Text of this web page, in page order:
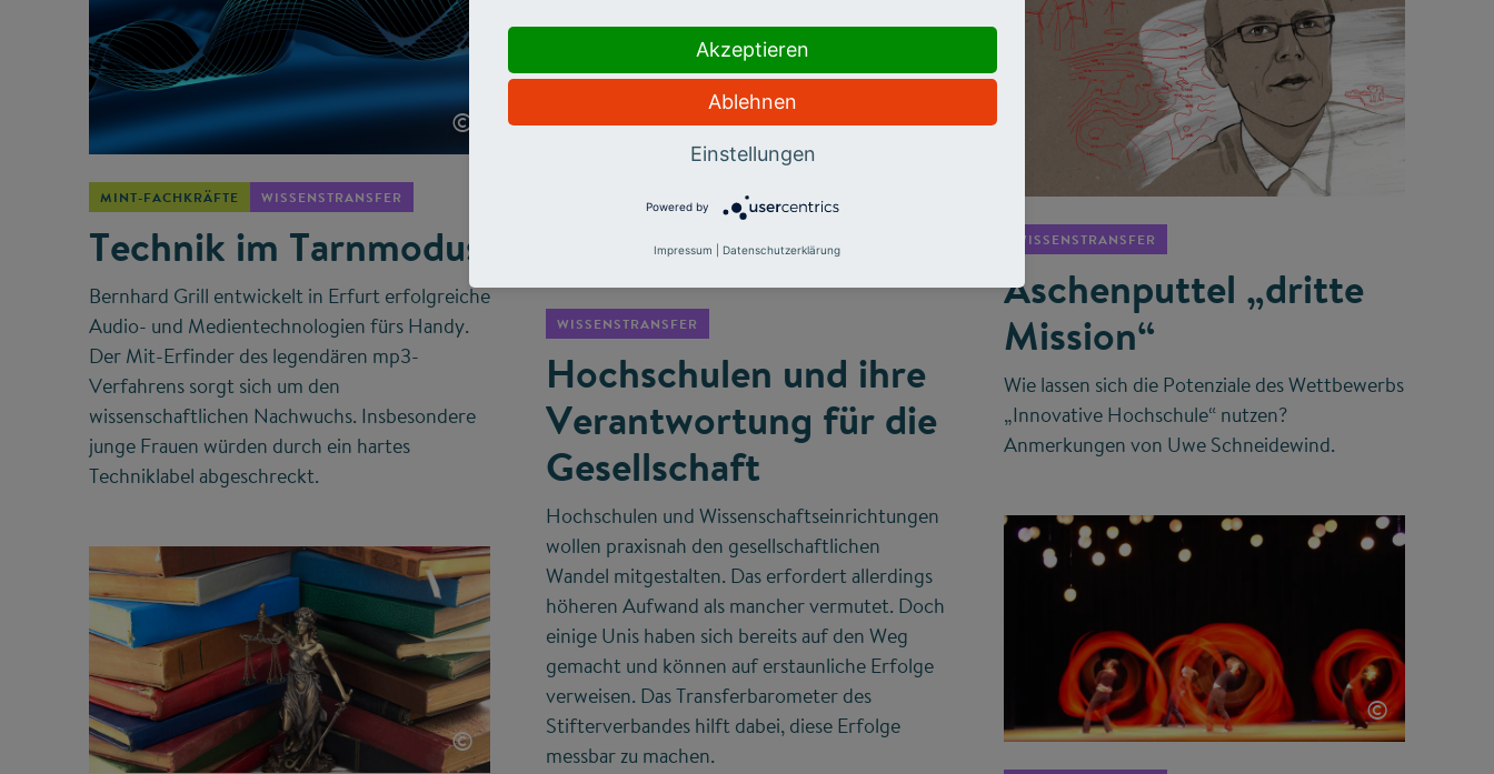
©
MINT-FACHKRÄFTE WISSENSTRANSFER
Technik im Tarnmodus
Bernhard Grill entwickelt in Erfurt erfolgreiche
Audio- und Medientechnologien fürs Handy.
Der Mit-Erfinder des legendären mp3-
Verfahrens sorgt sich um den
wissenschaftlichen Nachwuchs. Insbesondere
junge Frauen würden durch ein hartes
Techniklabel abgeschreckt.
WISSENSTRANSFER
Hochschulen und ihre
Verantwortung für die
Gesellschaft
Hochschulen und Wissenschaftseinrichtungen
wollen praxisnah den gesellschaftlichen
Wandel mitgestalten. Das erfordert allerdings
höheren Aufwand als mancher vermutet. Doch
einige Unis haben sich bereits auf den Weg
gemacht und können auf erstaunliche Erfolge
verweisen. Das Transferbarometer des
Stifterverbandes hilft dabei, diese Erfolge
messbar zu machen.
WISSENSTRANSFER
Aschenputtel „dritte
Mission“
Wie lassen sich die Potenziale des Wettbewerbs
„Innovative Hochschule“ nutzen?
Anmerkungen von Uwe Schneidewind.
©
©
Akzeptieren
Ablehnen
Einstellungen
Powered by
Impressum Datenschutzerklärung